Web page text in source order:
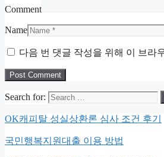
Comment
Name
다음 번 댓글 작성을 위해 이 브라
Search for:
OK캐피탈 성실상환론 심사 조건 후기
국민행복지원대출 이용 방법